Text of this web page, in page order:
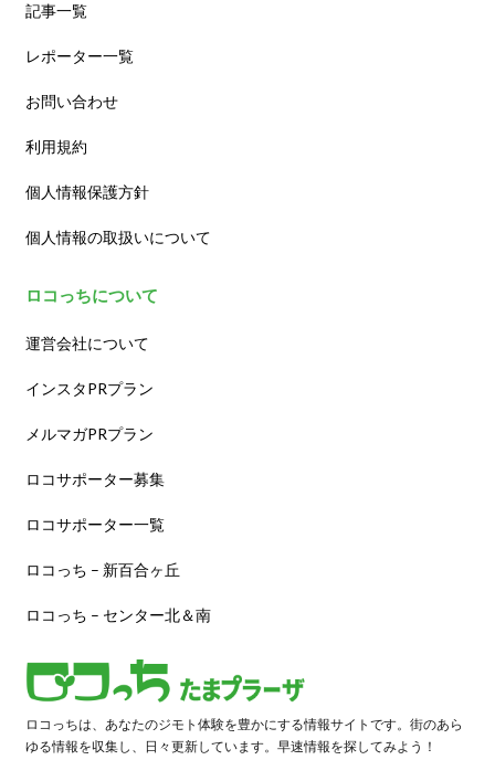
記事一覧
レポーター一覧
お問い合わせ
利用規約
個人情報保護方針
個人情報の取扱いについて
ロコっちについて
運営会社について
インスタPRプラン
メルマガPRプラン
ロコサポーター募集
ロコサポーター一覧
ロコっち – 新百合ヶ丘
ロコっち – センター北＆南
ロコっちは、あなたのジモト体験を豊かにする情報サイトです。街のあら
ゆる情報を収集し、日々更新しています。早速情報を探してみよう！